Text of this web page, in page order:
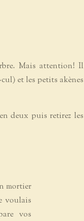
Mais attention! Il
et les petits akènes
deux puis retirez les
mortier
voulais
vos